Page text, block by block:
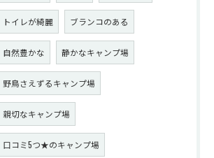
トイレが綺麗 ブランコのある
自然豊かな 静かなキャンプ場
野鳥さえずるキャンプ場
親切なキャンプ場
口コミ5つ★のキャンプ場